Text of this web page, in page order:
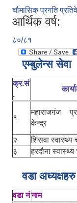
चौमासिक प्रगति
आर्थिक वर्ष:
८०/८१
एम्बुलेन्स सेवा
क्र.सं
.
१
महाराजगंज
केन्द्र
२
शिसवा स्वास्थ्य
३
हरदौना स्वास्थ्य
वडा अध्यक्षहरु
वडा नंनाम